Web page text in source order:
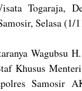
Togaraja,
Selasa (1/
Wagubsu
Khusus
Samosir